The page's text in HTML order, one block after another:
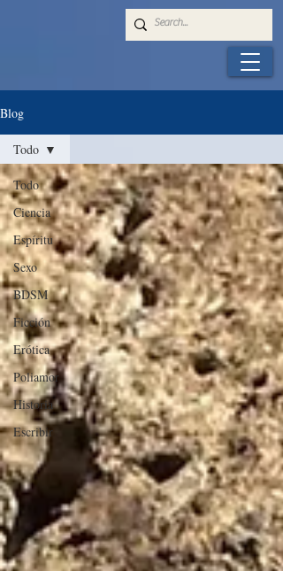
Blog
Todo
Ciencia
Espíritu
Sexo
BDSM
Ficción
Erótica
Poliamor
Historia
Escribir
Todo